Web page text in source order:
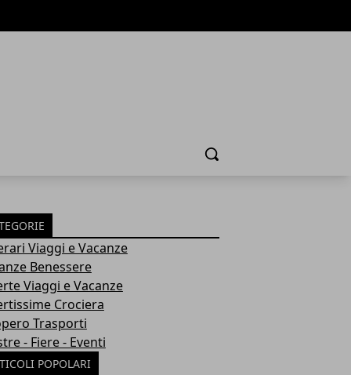
Cerca
Viaggi e Vacanze
Benessere
Viaggi e Vacanze
Crociera
Trasporti
- Fiere - Eventi
POPOLARI